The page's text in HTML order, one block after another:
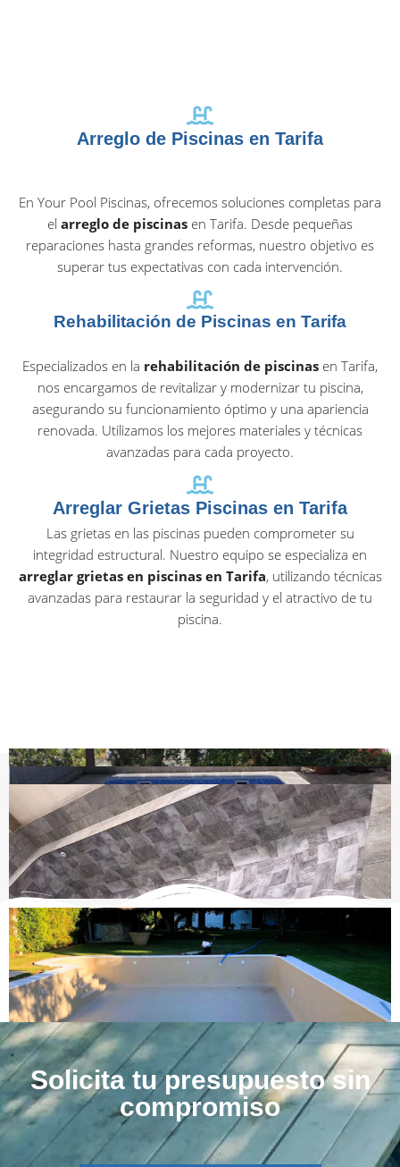
Arreglo de Piscinas en Tarifa
En Your Pool Piscinas, ofrecemos soluciones completas para
el arreglo de piscinas en Tarifa. Desde pequeñas
reparaciones hasta grandes reformas, nuestro objetivo es
superar tus expectativas con cada intervención.
Rehabilitación de Piscinas en Tarifa
Especializados en la rehabilitación de piscinas en Tarifa,
nos encargamos de revitalizar y modernizar tu piscina,
asegurando su funcionamiento óptimo y una apariencia
renovada. Utilizamos los mejores materiales y técnicas
avanzadas para cada proyecto.
Arreglar Grietas Piscinas en Tarifa
Las grietas en las piscinas pueden comprometer su
integridad estructural. Nuestro equipo se especializa en
arreglar grietas en piscinas en Tarifa, utilizando técnicas
avanzadas para restaurar la seguridad y el atractivo de tu
piscina.
Solicita tu presupuesto sin
compromiso